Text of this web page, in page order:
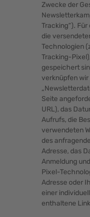
Zwecke der
Tracking“).
die
Technologien
Tracking-
gespeichert
verknüpfen wir
Seite
URL), das
Aufrufs, die
verwendeten
des
Adresse, das
Anmeldung
Pixel-
Adresse oder
einer
enthaltene